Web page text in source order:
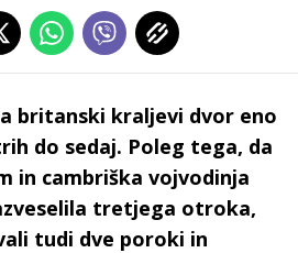
britanski kraljevi dvor eno
do sedaj. Poleg tega, da
in cambriška vojvodinja
tretjega otroka,
tudi dve poroki in